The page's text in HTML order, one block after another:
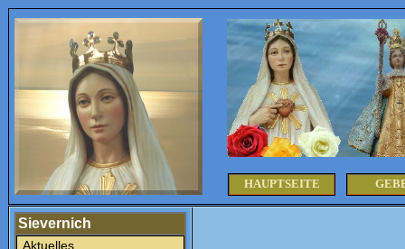
HAUPTSEITE
Sievernich
Aktuelles